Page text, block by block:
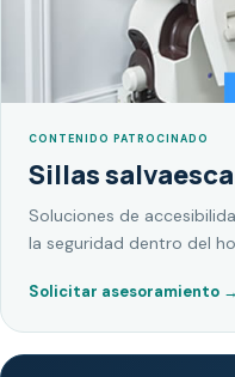
CONTENIDO PATROCINADO
Sillas
Soluciones de
la seguridad dentro del
Solicitar asesoramiento →